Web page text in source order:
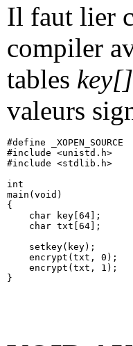
Il faut lier
compiler
tables key[]
valeurs
#define _XOPEN_SOURCE
#include <unistd.h>
#include <stdlib.h>
int
main(void)
{
char key[64];
char txt[64];
    setkey(key);
encrypt(txt, 0);
encrypt(txt, 1);